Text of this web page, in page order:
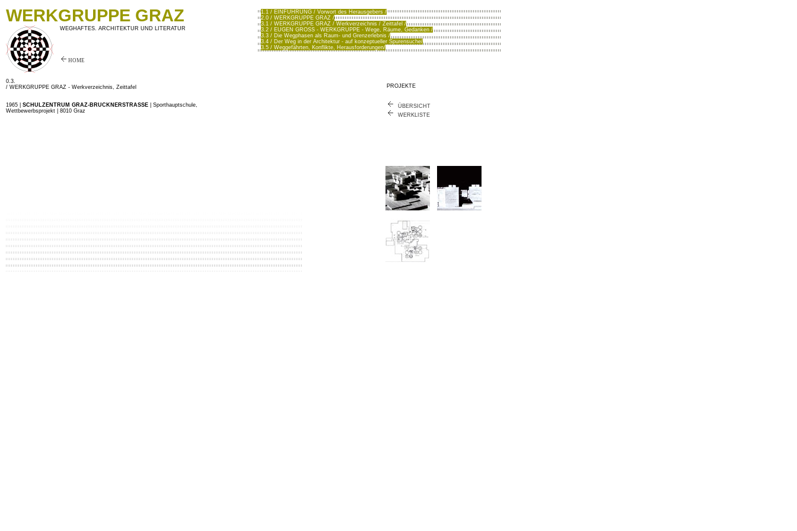
WERKGRUPPE GRAZ
WEGHAFTES. ARCHITEKTUR UND LITERATUR
HOME
0.3.
/ WERKGRUPPE GRAZ - Werkverzeichnis, Zeittafel
1965 | SCHULZENTRUM GRAZ-BRUCKNERSTRASSE | Sporthauptschule,
Wettbewerbsprojekt | 8010 Graz
1.1 / EINFÜHRUNG / Vorwort des Herausgebers /
2.0 / WERKGRUPPE GRAZ /
3.1 / WERKGRUPPE GRAZ / Werkverzeichnis / Zeittafel /
3.2 / EUGEN GROSS - WERKGRUPPE - Wege, Räume, Gedanken /
3.3 / Die Wegphasen als Raum- und Grenzerlebnis /
3.4 / Der Weg in der Architektur - auf konzeptueller Spurensuche/
3.5 / Weggefährten, Konflikte, Herausforderungen/
PROJEKTE
ÜBERSICHT
WERKLISTE